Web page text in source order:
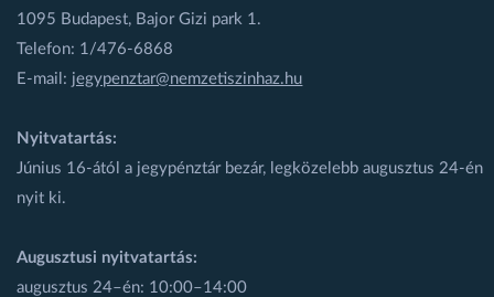
1095 Budapest, Bajor Gizi park 1.
Telefon: 1/476-6868
E-mail: jegypenztar@nemzetiszinhaz.hu
Nyitvatartás:
Június 16-ától a jegypénztár bezár, legközelebb augusztus 24-én
nyit ki.
Augusztusi nyitvatartás:
augusztus 24–én: 10:00–14:00